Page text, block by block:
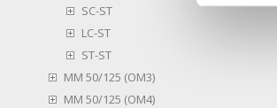
SC-ST
LC-ST
ST-ST
MM 50/125 (OM3)
MM 50/125 (OM4)